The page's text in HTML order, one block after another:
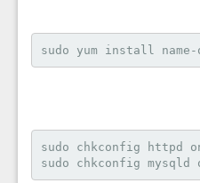
sudo yum install
sudo chkconfig httpd
sudo chkconfig mysqld